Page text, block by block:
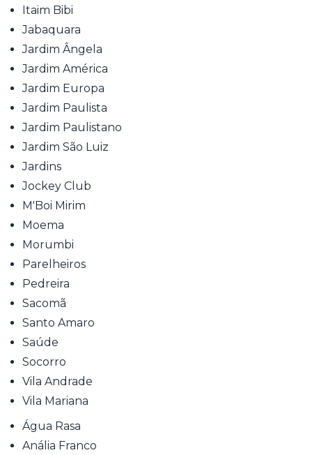
Itaim Bibi
Jabaquara
Jardim Ângela
Jardim América
Jardim Europa
Jardim Paulista
Jardim Paulistano
Jardim São Luiz
Jardins
Jockey Club
M'Boi Mirim
Moema
Morumbi
Parelheiros
Pedreira
Sacomã
Santo Amaro
Saúde
Socorro
Vila Andrade
Vila Mariana
Água Rasa
Anália Franco